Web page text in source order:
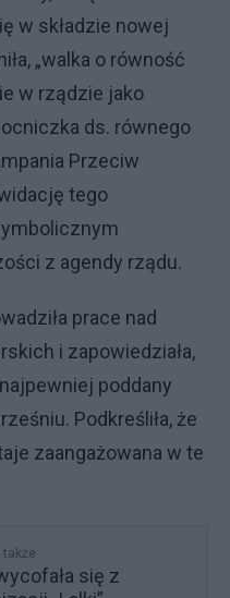
w składzie nowej
„walka o równość
w rządzie jako
ds. równego
Przeciw
tego
z agendy rządu.
prace nad
i zapowiedziała,
poddany
Podkreśliła, że
zaangażowana w te
także
się z